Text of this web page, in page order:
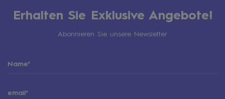
Erhalten Sie Exklusive Angebote!
Abonnieren Sie unsere Newsletter